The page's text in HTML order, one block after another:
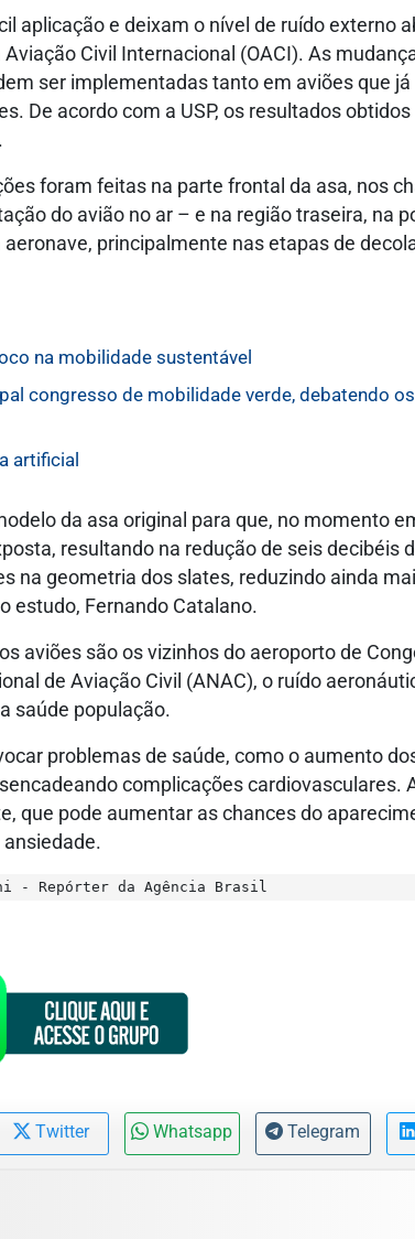
aplicação e deixam o nível de ruído externo
Civil Internacional (OACI). As
ser implementadas tanto em aviões que
De acordo com a USP, os resultados obtidos
foram feitas na parte frontal da asa, nos
do avião no ar – e na região traseira, na
principalmente nas etapas de
na mobilidade sustentável
congresso de mobilidade verde, debatendo
artificial
da asa original para que, no momento
resultando na redução de seis decibéis
na geometria dos slates, reduzindo ainda
estudo, Fernando Catalano.
aviões são os vizinhos do aeroporto de
de Aviação Civil (ANAC), o ruído
saúde população.
problemas de saúde, como o aumento
complicações cardiovasculares.
que pode aumentar as chances do
- Repórter da Agência Brasil
Twitter Whatsapp Telegram